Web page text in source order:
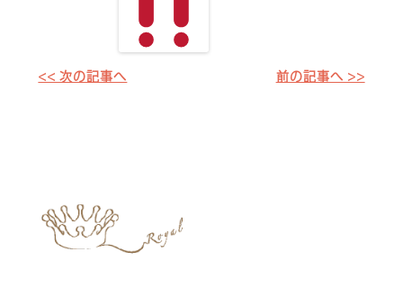
<< 次の記事へ 前の記事へ >>